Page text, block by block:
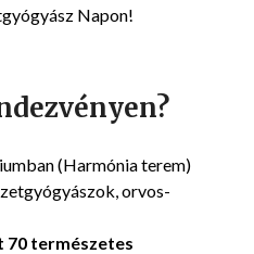
Napon!
(Harmónia terem)
orvos-
70 természetes